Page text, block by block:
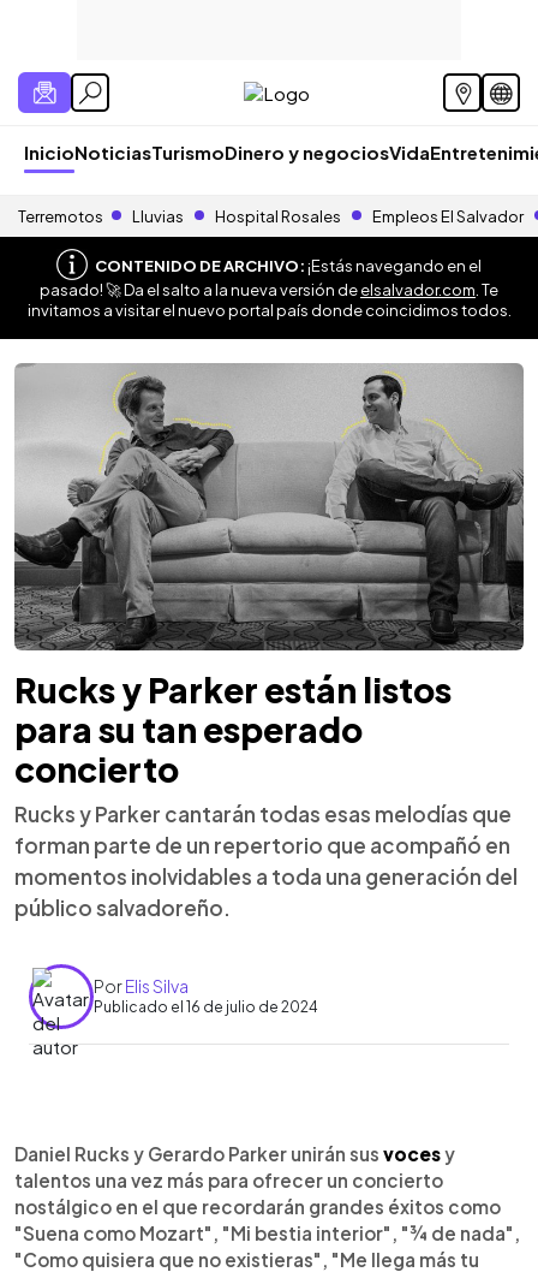
InicioNoticiasTurismoDinero y negociosVida
Terremotos Lluvias Hospital Rosales Empleos El Salvador
CONTENIDO DE ARCHIVO:¡Estás navegando en el
pasado! 🚀 Da el salto a la nueva versión deelsalvador.com . Te
invitamos a visitar el nuevo portal país donde coincidimos todos.
Rucks y Parker están listos
para su tan esperado
concierto
Rucks y Parker cantarán todas esas melodías que
forman parte de un repertorio que acompañó en
momentos inolvidables a toda una generación del
público salvadoreño.
PorElis Silva
Publicado el 16 de julio de 2024
► Escuchar artículo
Daniel Rucks y Gerardo Parker unirán sus vocesy
talentos una vez más para ofrecer un concierto
nostálgico en el que recordarán grandes éxitos como
"Suena como Mozart", "Mi bestia interior", "¾ de nada",
"Como quisiera que no existieras", "Me llega más tu